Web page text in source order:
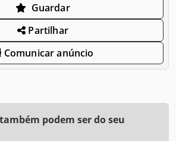
Guardar
Partilhar
Comunicar anúncio
podem ser do seu